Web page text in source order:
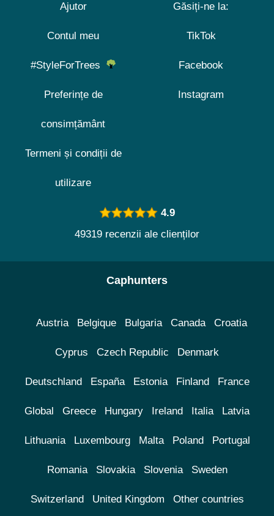
Ajutor
Contul meu
#StyleForTrees
Preferințe de
consimțământ
Termeni și condiții de
utilizare
Găsiți-ne la:
TikTok
Facebook
Instagram
4.9
49319 recenzii ale clienților
Caphunters
Austria Belgique Bulgaria Canada Croatia
Cyprus Czech Republic Denmark
Deutschland España Estonia Finland France
Global Greece Hungary Ireland Italia Latvia
Lithuania Luxembourg Malta Poland Portugal
Romania Slovakia Slovenia Sweden
Switzerland United Kingdom Other countries